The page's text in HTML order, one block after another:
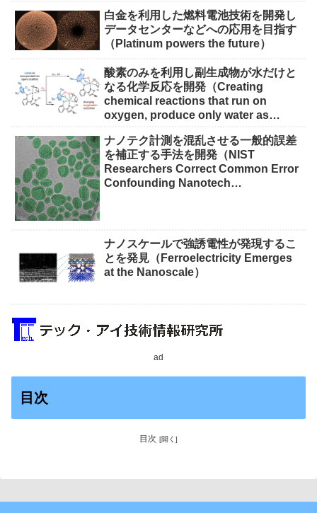
白金を利用した燃料電池技術を開発し
データセンターなどへの応用を目指す
（Platinum powers the future）
酸素のみを利用し副生成物が水だけと
なる化学反応を開発（Creating
chemical reactions that run on
oxygen, produce only water as
ナノテク計測を混乱させる一般的誤差
を補正する手法を開発（NIST
Researchers Correct Common Error
Confounding Nanotech
ナノスケールで強誘電性が発現するこ
とを発見（Ferroelectricity Emerges
at the Nanoscale）
ad
目次
目次